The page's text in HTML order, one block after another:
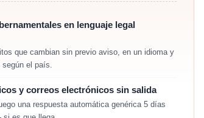
en lenguaje legal
que cambian sin previo aviso, en un idioma y
el país.
y correos electrónicos sin salida
una respuesta automática genérica 5 días